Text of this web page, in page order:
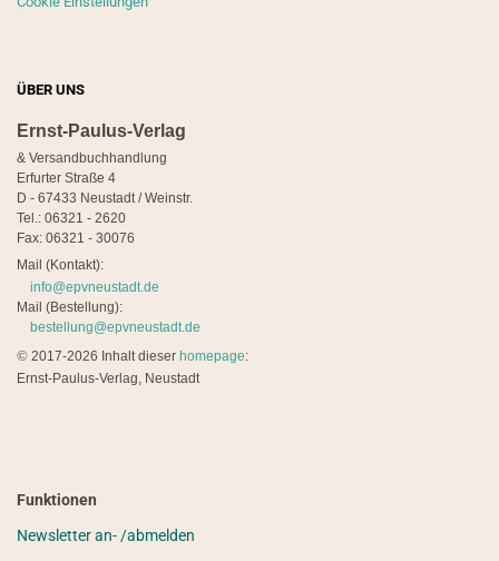
ÜBER UNS
Ernst-Paulus-Verlag
& Versandbuchhandlung
Erfurter Straße 4
D - 67433 Neustadt / Weinstr.
Tel.: 06321 - 2620
Fax: 06321 - 30076
Mail (Kontakt):
info@epvneustadt.de
Mail (Bestellung):
bestellung@epvneustadt.de
© 2017-2026 Inhalt dieser homepage:
Ernst-Paulus-Verlag, Neustadt
Funktionen
Newsletter an- /abmelden